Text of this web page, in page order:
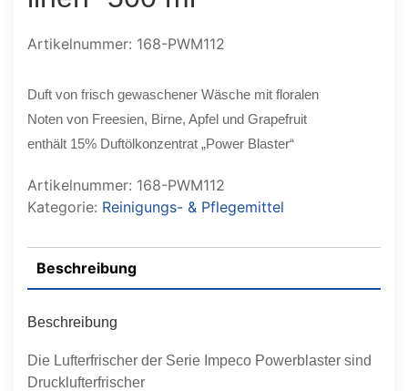
Artikelnummer: 168-PWM112
Duft von frisch gewaschener Wäsche mit floralen
Noten von Freesien, Birne, Apfel und Grapefruit
enthält 15% Duftölkonzentrat „Power Blaster“
Artikelnummer: 168-PWM112
Kategorie: Reinigungs- & Pflegemittel
Beschreibung
Beschreibung
Die Lufterfrischer der Serie Impeco Powerblaster sind
Drucklufterfrischer